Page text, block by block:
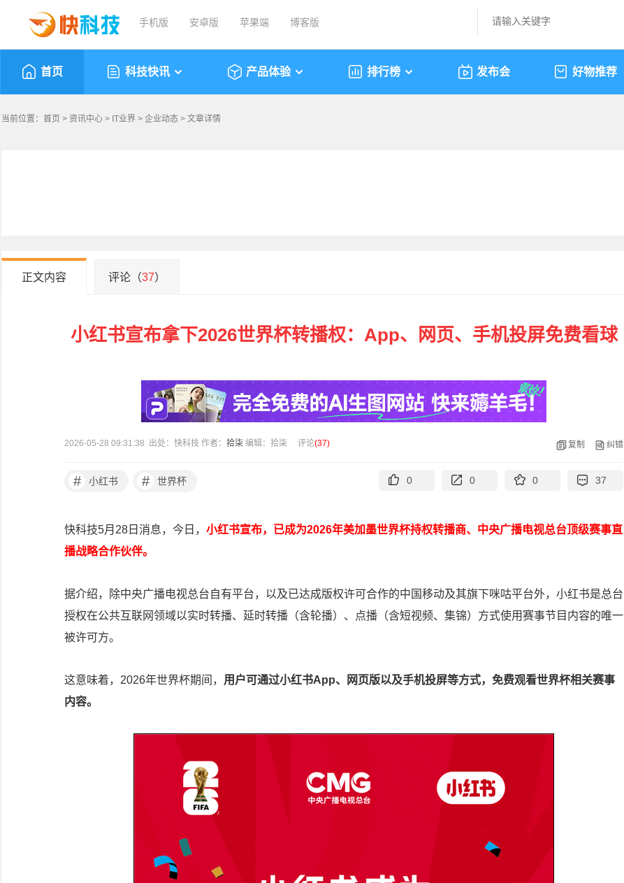
手机版 安卓版 苹果端 博客版
首页 科技快讯 产品体验 排行榜 发布会 好物推荐
当前位置： 首页 > 资讯中心 > IT业界 > 企业动态 > 文章详情
正文内容 评论（37）
小红书宣布拿下2026世界杯转播权：App、网页、手机投屏免费看球
2026-05-28 09:31:38 出处：快科技 作者： 拾柒 编辑：拾柒 评论(37) 复制 纠错
# 小红书 # 世界杯 0 0 0 37
快科技5月28日消息，今日， 小红书宣布，已成为2026年美加墨世界杯持权转播商、中央广播电视总台顶级赛事直
播战略合作伙伴。
据介绍，除中央广播电视总台自有平台，以及已达成版权许可合作的中国移动及其旗下咪咕平台外，小红书是总台
授权在公共互联网领域以实时转播、延时转播（含轮播）、点播（含短视频、集锦）方式使用赛事节目内容的唯一
被许可方。
这意味着，2026年世界杯期间， 用户可通过小红书App、网页版以及手机投屏等方式，免费观看世界杯相关赛事
内容。